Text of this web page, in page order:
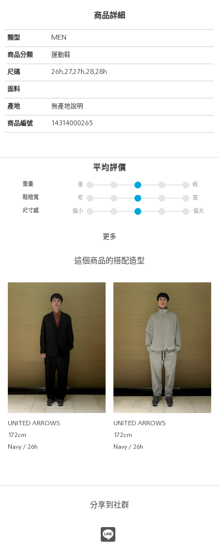
商品詳細
類型 MEN
商品分類 運動鞋
尺碼 26h,27,27h,28,28h
面料
產地 無產地說明
商品編號 14314000265
平均評價
重量 重 輕
鞋楦寬 窄 寬
尺寸感 偏小 偏大
U740 男款
UNITED ARROWS 微風信義
店
191cm
UNITED ARROWS
更多
這個商品的搭配造型
UNITED ARROWS
172cm
Navy / 26h
UNITED ARROWS
172cm
Navy / 26h
分享到社群